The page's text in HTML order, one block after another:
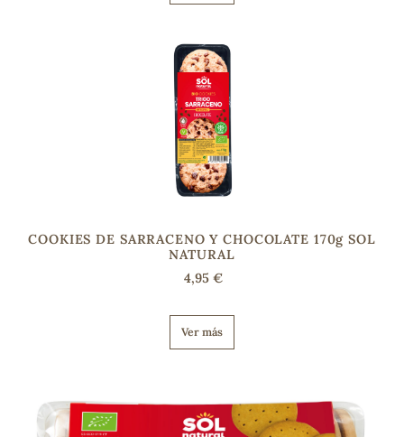
COOKIES DE SARRACENO Y CHOCOLATE 170g SOL
NATURAL
4,95 €
Ver más